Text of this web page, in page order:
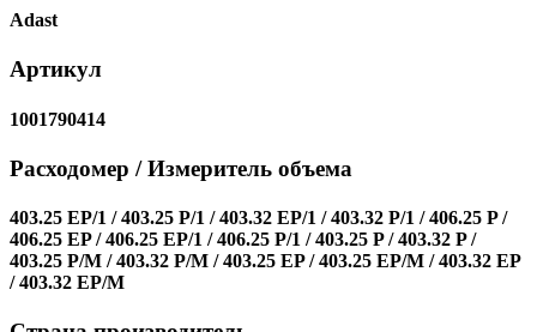
Adast
Артикул
1001790414
Расходомер / Измеритель объема
403.25 EP/1 / 403.25 P/1 / 403.32 EP/1 / 403.32 P/1 / 406.25 P /
406.25 EP / 406.25 EP/1 / 406.25 P/1 / 403.25 P / 403.32 P /
403.25 P/M / 403.32 P/M / 403.25 EP / 403.25 EP/M / 403.32 EP
/ 403.32 EP/M